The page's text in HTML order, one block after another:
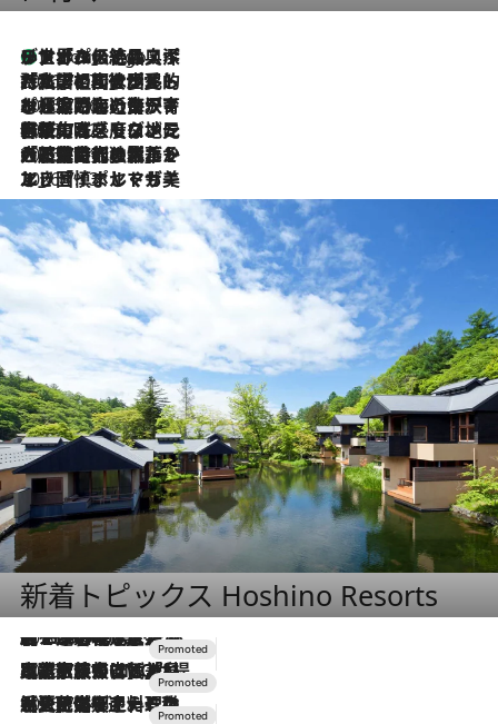
7 Hours Ago
リスボンの絶品スイーツ「パステル・デ・ナタ」とは？ポルトガル伝統の奥深い世界へ
2026.7.27
「私の祖国はポルトガル語です」国民的詩人フェルナンド・ペソアと、彼が愛した文学の街を歩く
2026.7.26
ポルトガル近海が育む極上の海の幸。キリリと冷えた白ワインと愉しむ、シーフード専門店の贅沢
2026.7.22
伝統の味をモダンに昇華。高感度な地元客が集う、リスボンの最旬ガストロノミー
2026.7.21
大航海時代の栄華から、震災、独裁、そして革命へ。ポルトガル・首都リスボンの石畳に刻まれた「歴史の光と影」
2026.7.13
エッセイ・ヤマザキマリ「慎ましくも美しき国 ポルトガル」
新着トピックス Hoshino Resorts
2026.8.7
【トンボの足水浴】ヒノキの香りに包まれて涼感マックス！約13℃の湧水かけ流しを避暑地「星野温泉 トンボの湯」で体験
2026.7.31
【ホテル帰省】という選択肢をOMOが提案。家族とほどよい距離を保つには「昼は実家、夜は気兼ねなくホテルで！」
2026.7.24
【夏限定ディナーコース】旬を迎える稚鮎や花ズッキーニなどをイタリア・トスカーナの郷土料理の手法で満喫！